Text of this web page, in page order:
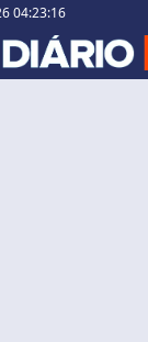
04:23:17